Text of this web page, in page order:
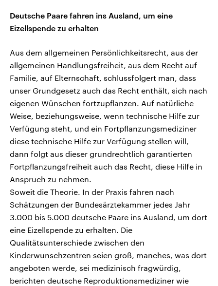
Deutsche Paare fahren ins Ausland, um eine
Eizellspende zu erhalten
Aus dem allgemeinen Persönlichkeitsrecht, aus der
allgemeinen Handlungsfreiheit, aus dem Recht auf
Familie, auf Elternschaft, schlussfolgert man, dass
unser Grundgesetz auch das Recht enthält, sich nach
eigenen Wünschen fortzupflanzen. Auf natürliche
Weise, beziehungsweise, wenn technische Hilfe zur
Verfügung steht, und ein Fortpflanzungsmediziner
diese technische Hilfe zur Verfügung stellen will,
dann folgt aus dieser grundrechtlich garantierten
Fortpflanzungsfreiheit auch das Recht, diese Hilfe in
Anspruch zu nehmen.
Soweit die Theorie. In der Praxis fahren nach
Schätzungen der Bundesärztekammer jedes Jahr
3.000 bis 5.000 deutsche Paare ins Ausland, um dort
eine Eizellspende zu erhalten. Die
Qualitätsunterschiede zwischen den
Kinderwunschzentren seien groß, manches, was dort
angeboten werde, sei medizinisch fragwürdig,
berichten deutsche Reproduktionsmediziner wie